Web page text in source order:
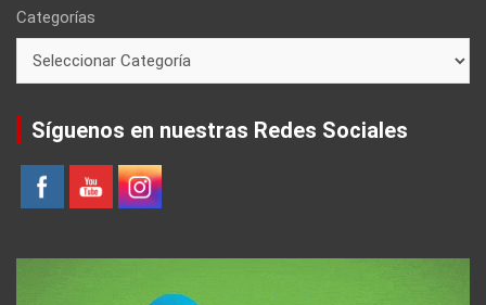
Categorías
Síguenos en nuestras Redes Sociales